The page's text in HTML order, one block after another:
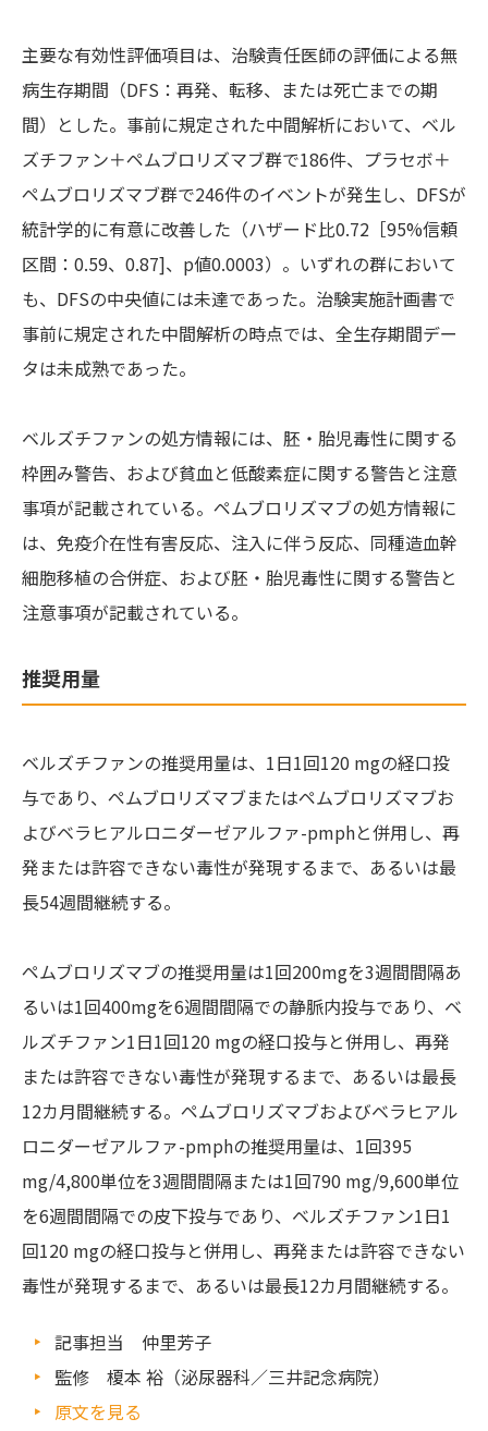
主要な有効性評価項目は、治験責任医師の評価による無
病生存期間（DFS：再発、転移、または死亡までの期
間）とした。事前に規定された中間解析において、ベル
ズチファン＋ペムブロリズマブ群で186件、プラセボ＋
ペムブロリズマブ群で246件のイベントが発生し、DFSが
統計学的に有意に改善した（ハザード比0.72［95%信頼
区間：0.59、0.87]、p値0.0003）。いずれの群において
も、DFSの中央値には未達であった。治験実施計画書で
事前に規定された中間解析の時点では、全生存期間デー
タは未成熟であった。
ベルズチファンの処方情報には、胚・胎児毒性に関する
枠囲み警告、および貧血と低酸素症に関する警告と注意
事項が記載されている。ペムブロリズマブの処方情報に
は、免疫介在性有害反応、注入に伴う反応、同種造血幹
細胞移植の合併症、および胚・胎児毒性に関する警告と
注意事項が記載されている。
推奨用量
ベルズチファンの推奨用量は、1日1回120 mgの経口投
与であり、ペムブロリズマブまたはペムブロリズマブお
よびベラヒアルロニダーゼアルファ-pmphと併用し、再
発または許容できない毒性が発現するまで、あるいは最
長54週間継続する。
ペムブロリズマブの推奨用量は1回200mgを3週間間隔あ
るいは1回400mgを6週間間隔での静脈内投与であり、ベ
ルズチファン1日1回120 mgの経口投与と併用し、再発
または許容できない毒性が発現するまで、あるいは最長
12カ月間継続する。ペムブロリズマブおよびベラヒアル
ロニダーゼアルファ-pmphの推奨用量は、1回395
mg/4,800単位を3週間間隔または1回790 mg/9,600単位
を6週間間隔での皮下投与であり、ベルズチファン1日1
回120 mgの経口投与と併用し、再発または許容できない
毒性が発現するまで、あるいは最長12カ月間継続する。
記事担当 仲里芳子
監修 榎本 裕（泌尿器科／三井記念病院）
原文を見る